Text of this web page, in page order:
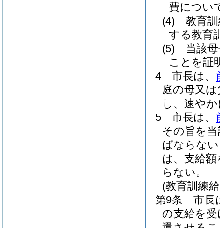
費につい
(4)
教育
する教育
(5)
当該
ことを証
4
市長は、
庭の母又
し、速や
5
市長は、
その旨を
ばならな
は、支給
らない。
(教育訓練
第9条
市長
の支給を